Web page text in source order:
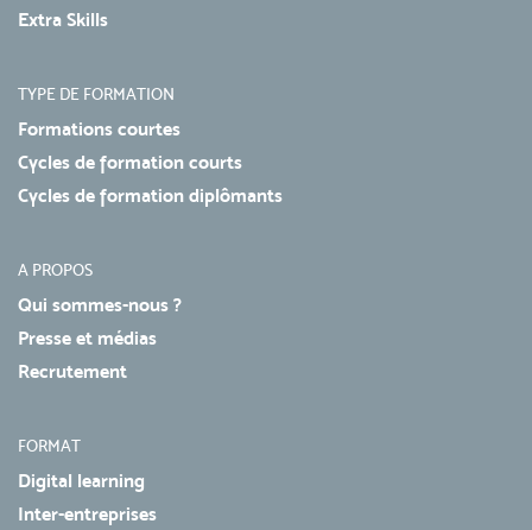
Extra Skills
TYPE DE FORMATION
Formations courtes
Cycles de formation courts
Cycles de formation diplômants
A PROPOS
Qui sommes-nous ?
Presse et médias
Recrutement
FORMAT
Digital learning
Inter-entreprises